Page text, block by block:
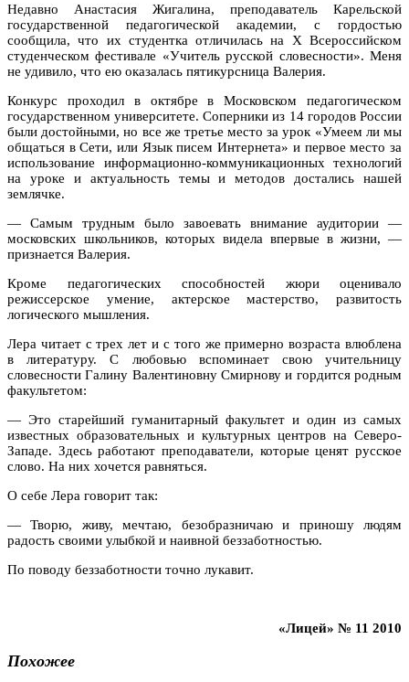
Недавно Анастасия Жигалина, преподаватель Карельской
государственной педагогической академии, с гордостью
сообщила, что их студентка отличилась на X Всероссийском
студенческом фестивале «Учитель русской словесности». Меня
не удивило, что ею оказалась пятикурсница Валерия.
Конкурс проходил в октябре в Московском педагогическом
государственном университете. Соперники из 14 городов России
были достойными, но все же третье место за урок «Умеем ли мы
общаться в Сети, или Язык писем Интернета» и первое место за
использование информационно-коммуникационных технологий
на уроке и актуальность темы и методов достались нашей
землячке.
— Самым трудным было завоевать внимание аудитории —
московских школьников, которых видела впервые в жизни, —
признается Валерия.
Кроме педагогических способностей жюри оценивало
режиссерское умение, актерское мастерство, развитость
логического мышления.
Лера читает с трех лет и с того же примерно возраста влюблена
в литературу. С любовью вспоминает свою учительницу
словесности Галину Валентиновну Смирнову и гордится родным
факультетом:
— Это старейший гуманитарный факультет и один из самых
известных образовательных и культурных центров на Северо-
Западе. Здесь работают преподаватели, которые ценят русское
слово. На них хочется равняться.
О себе Лера говорит так:
— Творю, живу, мечтаю, безобразничаю и приношу людям
радость своими улыбкой и наивной беззаботностью.
По поводу беззаботности точно лукавит.
«Лицей» № 11 2010
Похожее